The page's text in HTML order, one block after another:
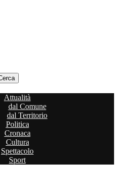
Attualità
dal Comune
dal Territorio
Politica
Cronaca
Cultura
Spettacolo
Sport